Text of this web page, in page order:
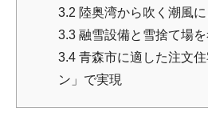
3.2 陸奥湾から吹く潮風
3.3 融雪設備と雪捨て場
3.4 青森市に適した注文
ン」で実現